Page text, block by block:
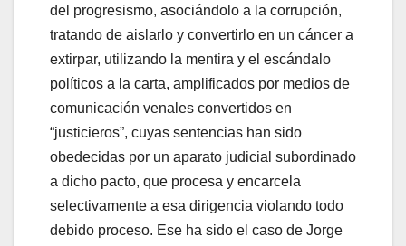
del progresismo, asociándolo a la corrupción,
tratando de aislarlo y convertirlo en un cáncer a
extirpar, utilizando la mentira y el escándalo
políticos a la carta, amplificados por medios de
comunicación venales convertidos en
“justicieros”, cuyas sentencias han sido
obedecidas por un aparato judicial subordinado
a dicho pacto, que procesa y encarcela
selectivamente a esa dirigencia violando todo
debido proceso. Ese ha sido el caso de Jorge